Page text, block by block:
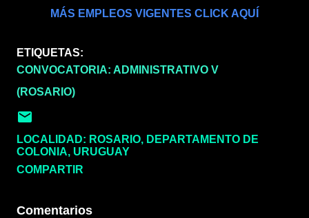
MÁS EMPLEOS VIGENTES CLICK AQUÍ
ETIQUETAS:
CONVOCATORIA: ADMINISTRATIVO V
(ROSARIO)
LOCALIDAD: ROSARIO, DEPARTAMENTO DE
COLONIA, URUGUAY
COMPARTIR
Comentarios